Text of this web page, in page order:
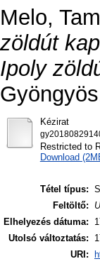
Melo,
zöldút
Ipoly
Kézirat
Restricted to
Download
Tétel típus:
Feltöltő:
Elhelyezés dátuma:
Utolsó változtatás:
URI: